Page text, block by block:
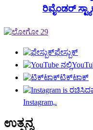
ರಿವೈಂಡರ್
ಫೇಸ್ಬುಕ್
ಟಿಕ್‌ಟಾಕ್
Instagram,.
ಉತ್ಪನ್ನ